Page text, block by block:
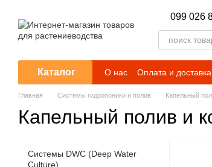
099 026
Каталог О нас Оплата и доставка
Отзывы о магазине
Главная Системы гидропоники и полив Капельный
Капельный полив и
Системы DWC (Deep Water
Culture)